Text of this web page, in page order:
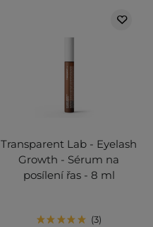
Transparent Lab - Eyelash
Growth - Sérum na
posílení řas - 8 ml
3